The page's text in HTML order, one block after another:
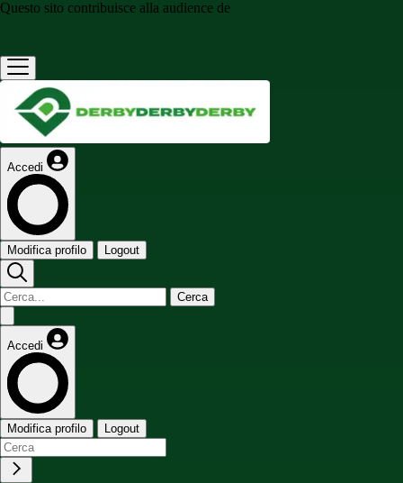
Questo sito contribuisce alla audience de
Accedi
Modifica profilo Logout
Cerca
Accedi
Modifica profilo Logout